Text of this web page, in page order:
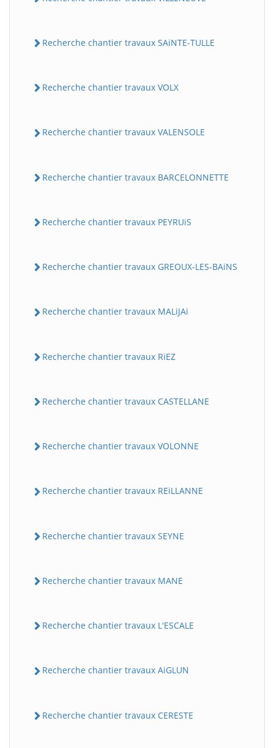
Recherche chantier travaux SAiNTE-TULLE
Recherche chantier travaux VOLX
Recherche chantier travaux VALENSOLE
Recherche chantier travaux BARCELONNETTE
Recherche chantier travaux PEYRUiS
Recherche chantier travaux GREOUX-LES-BAiNS
Recherche chantier travaux MALiJAi
Recherche chantier travaux RiEZ
Recherche chantier travaux CASTELLANE
Recherche chantier travaux VOLONNE
Recherche chantier travaux REiLLANNE
Recherche chantier travaux SEYNE
Recherche chantier travaux MANE
Recherche chantier travaux L'ESCALE
Recherche chantier travaux AiGLUN
Recherche chantier travaux CERESTE